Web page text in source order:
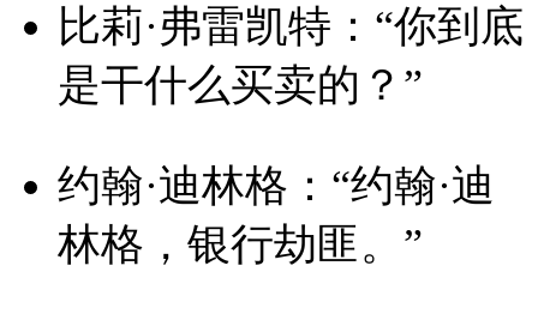
比莉·弗雷凯特：“你到底
是干什么买卖的？”
约翰·迪林格：“约翰·迪
林格，银行劫匪。”